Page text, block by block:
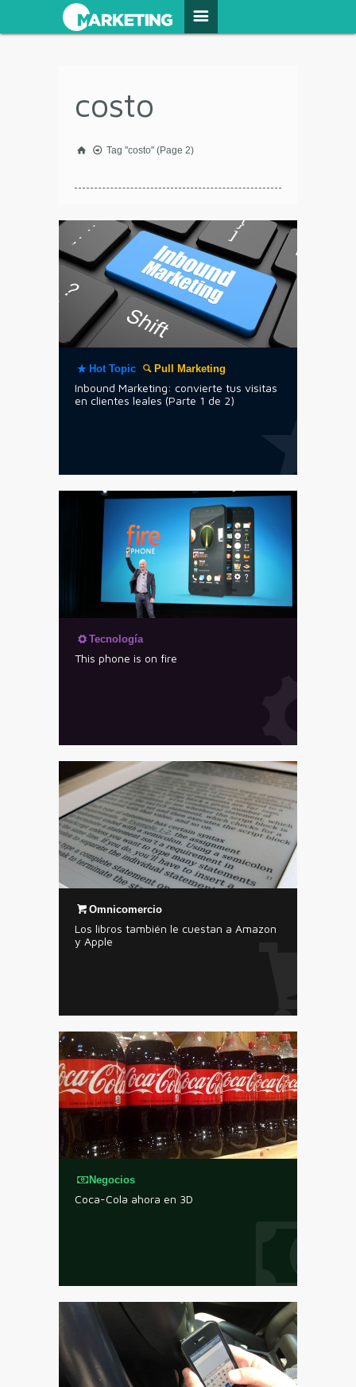
costo
Tag "costo"(Page 2)
Hot Topic Pull Marketing
Inbound Marketing: convierte tus visitas
en clientes leales (Parte 1 de 2)
Tecnología
This phone is on fire
Omnicomercio
Los libros también le cuestan a Amazon
y Apple
Negocios
Coca-Cola ahora en 3D